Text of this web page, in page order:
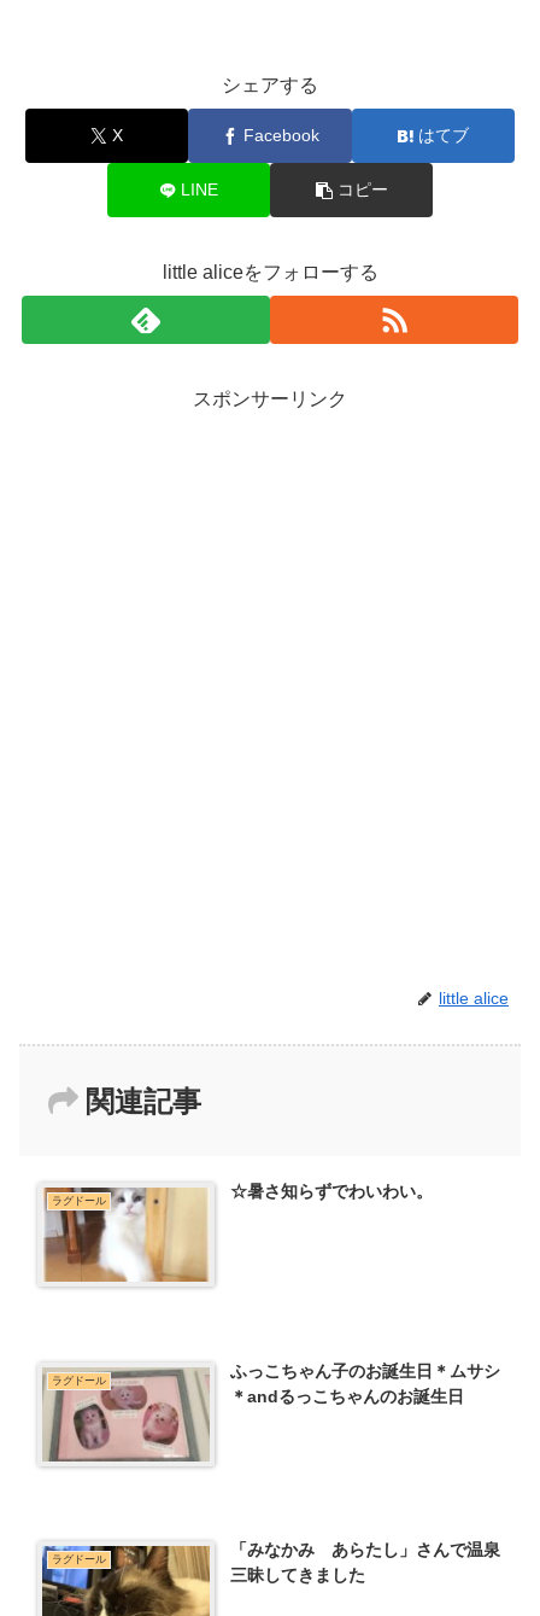
シェアする
X Facebook はてブ
LINE コピー
little aliceをフォローする
スポンサーリンク
little alice
関連記事
ラグドール ☆暑さ知らずでわいわい。
ラグドール
ふっこちゃん子のお誕生日＊ムサシ
＊andるっこちゃんのお誕生日
ラグドール
「みなかみ あらたし」さんで温泉
三昧してきました